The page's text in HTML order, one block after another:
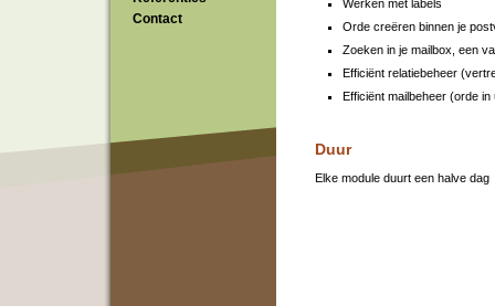
Contact
Werken met labels
Orde creëren binnen je
Zoeken in je mailbox, een
Efficiënt relatiebeheer
Efficiënt mailbeheer (orde
Duur
Elke module duurt een halve dag